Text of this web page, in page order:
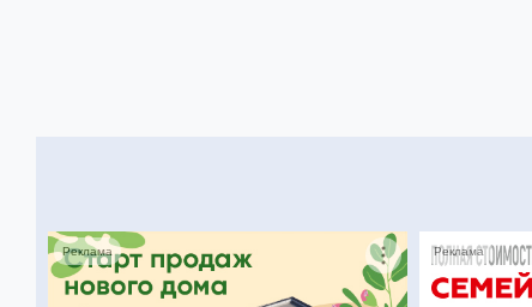
Реклама Реклама